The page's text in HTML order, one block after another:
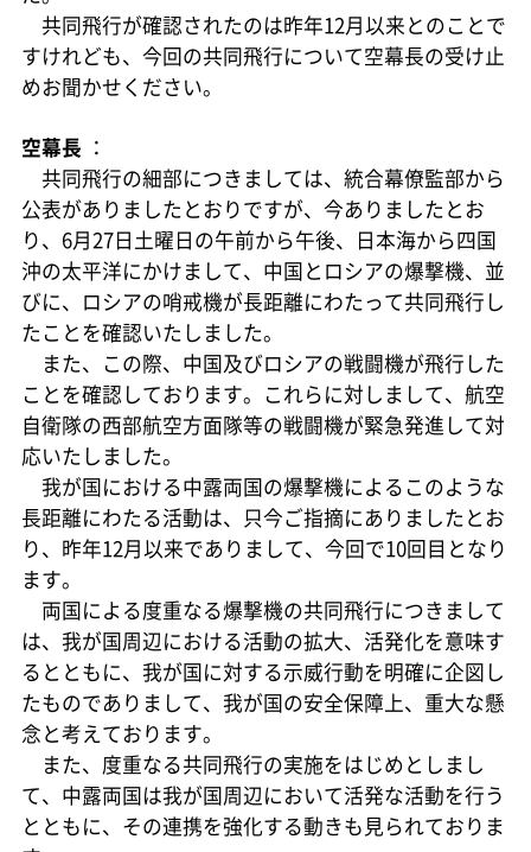
共同飛行が確認されたのは昨年12月以来とのことで
すけれども、今回の共同飛行について空幕長の受け止
めお聞かせください。
空幕長 ：
共同飛行の細部につきましては、統合幕僚監部から
公表がありましたとおりですが、今ありましたとお
り、6月27日土曜日の午前から午後、日本海から四国
沖の太平洋にかけまして、中国とロシアの爆撃機、並
びに、ロシアの哨戒機が長距離にわたって共同飛行し
たことを確認いたしました。
また、この際、中国及びロシアの戦闘機が飛行した
ことを確認しております。これらに対しまして、航空
自衛隊の西部航空方面隊等の戦闘機が緊急発進して対
応いたしました。
我が国における中露両国の爆撃機によるこのような
長距離にわたる活動は、只今ご指摘にありましたとお
り、昨年12月以来でありまして、今回で10回目となり
ます。
両国による度重なる爆撃機の共同飛行につきまして
は、我が国周辺における活動の拡大、活発化を意味す
るとともに、我が国に対する示威行動を明確に企図し
たものでありまして、我が国の安全保障上、重大な懸
念と考えております。
また、度重なる共同飛行の実施をはじめとしまし
て、中露両国は我が国周辺において活発な活動を行う
とともに、その連携を強化する動きも見られておりま